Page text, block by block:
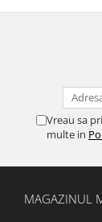
Vreau sa
multe in
MAGAZINUL